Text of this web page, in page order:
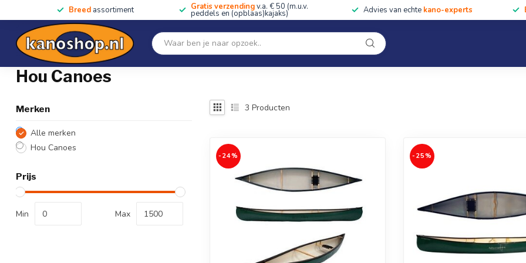
Breed assortiment Gratis verzendingv.a. € 50 (m.u.v.
peddels en (opblaas)kajaks) Advies van echte kano-experts
SALE!! Kano's, kajaks & SUP's Peddels Kleding Uitrusting Accessoires Cursussen &
Onze winkel
Home Merken / Hou Canoes
Hou Canoes
Merken
Alle merken
Hou Canoes
Prijs
Min Max
3 Producten
-24% -25%